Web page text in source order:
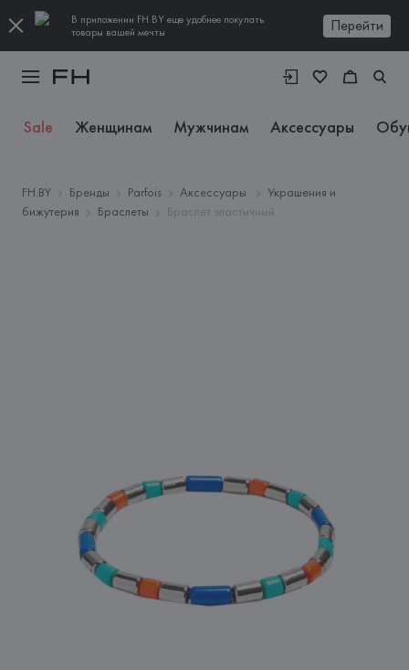
В приложении FH.BY еще удобнее покупать
товары вашей мечты
Перейти
Sale Женщинам Мужчинам Аксессуары
FH.BY Бренды Parfois Аксессуары
Украшения и
бижутерия
Браслеты Браслет эластичный